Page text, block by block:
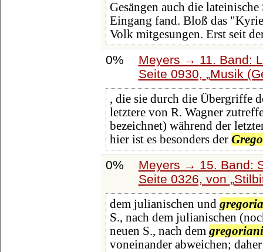
Gesängen auch die
Eingang fand. Bloß das
Volk mitgesungen. Erst seit
0%
Meyers → 11. Band:
Seite 0930,
Musik
, die sie durch die Übergriffe
letztere von R. Wagner
bezeichnet) während der
hier ist es besonders der
0%
Meyers → 15. Band:
Seite 0326, von
dem julianischen und
S., nach dem julianischen
neuen S., nach dem
voneinander abweichen;